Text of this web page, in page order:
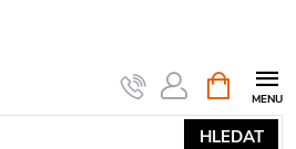
HLEDAT
NÁKUPNÍ
KOŠÍK